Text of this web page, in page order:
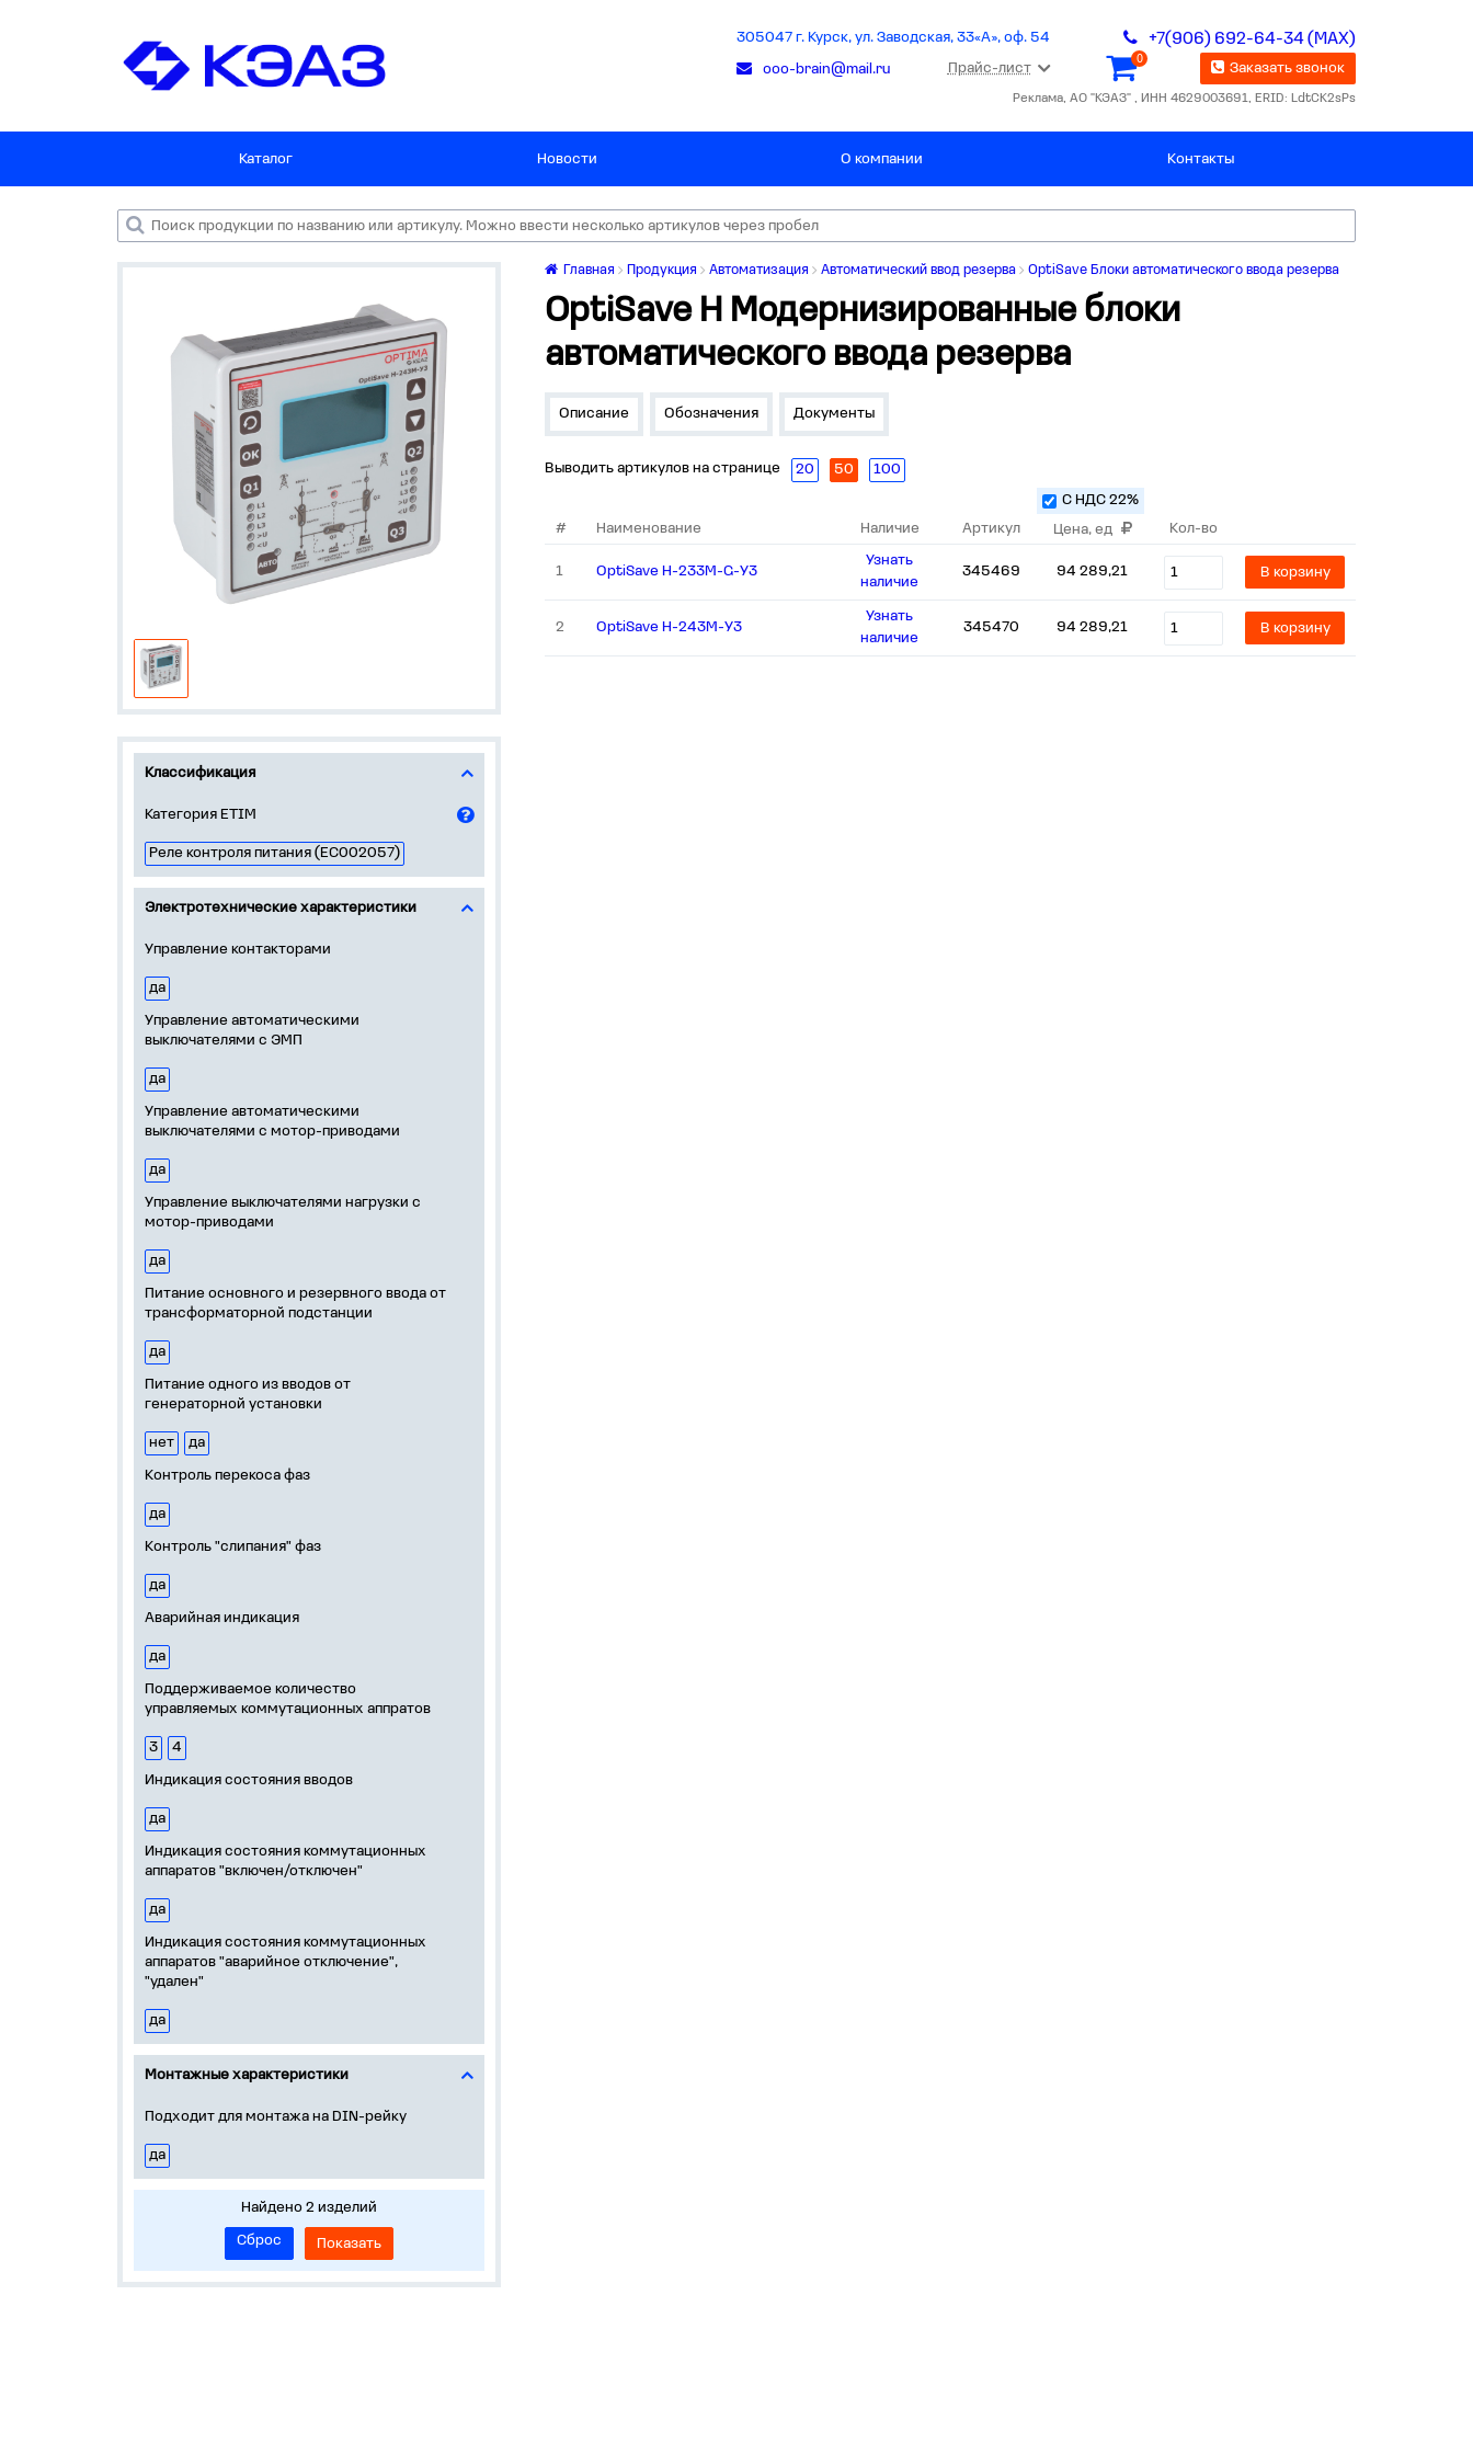
305047 г. Курск, ул. Заводская, 33«А», оф. 54 +7(906) 692-64-34 (MAX)
ooo-brain@mail.ru Прайс-лист
0
Заказать звонок
Реклама, АО "КЭАЗ" , ИНН 4629003691, ERID: LdtCK2sPs
Каталог Новости О компании Контакты
Классификация
Категория ETIM
Реле контроля питания (EC002057)
Электротехнические характеристики
Управление контакторами
да
Управление автоматическими
выключателями с ЭМП
да
Управление автоматическими
выключателями с мотор-приводами
да
Управление выключателями нагрузки с
мотор-приводами
да
Питание основного и резервного ввода от
трансформаторной подстанции
да
Питание одного из вводов от
генераторной установки
нет
да
Контроль перекоса фаз
да
Контроль "слипания" фаз
да
Аварийная индикация
да
Поддерживаемое количество
управляемых коммутационных аппратов
3
4
Индикация состояния вводов
да
Индикация состояния коммутационных
аппаратов "включен/отключен"
да
Индикация состояния коммутационных
аппаратов "аварийное отключение",
"удален"
да
Монтажные характеристики
Подходит для монтажа на DIN-рейку
да
Найдено 2 изделий
Сброс
Показать
Главная Продукция Автоматизация Автоматический ввод резерва OptiSave Блоки автоматического ввода резерва
OptiSave H Модернизированные блоки
автоматического ввода резерва
Описание Обозначения Документы
Выводить артикулов на странице 20 50 100
# Наименование Наличие Артикул Цена, ед
С НДС 22%
Кол-во
1 OptiSave H-233M-G-У3
Узнать
наличие
345469 94 289,21 В корзину
2 OptiSave H-243M-У3
Узнать
наличие
345470 94 289,21 В корзину